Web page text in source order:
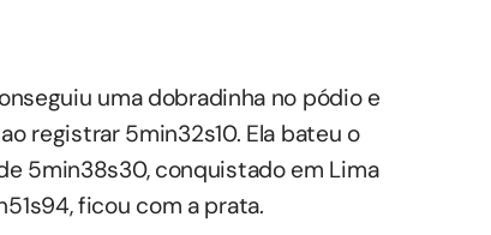
uma dobradinha no pódio e
registrar 5min32s10. Ela bateu o
5min38s30, conquistado em Lima
ficou com a prata.